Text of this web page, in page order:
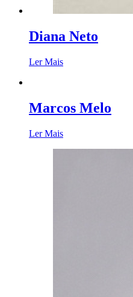
Diana Neto
Ler Mais
Marcos Melo
Ler Mais